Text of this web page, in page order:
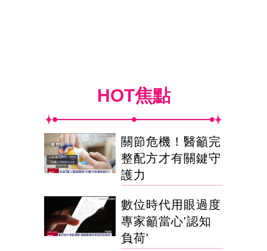
HOT焦點
關節危機！醫籲完
整配方才有關鍵守
護力
數位時代用眼過度
專家籲當心'認知
負荷'